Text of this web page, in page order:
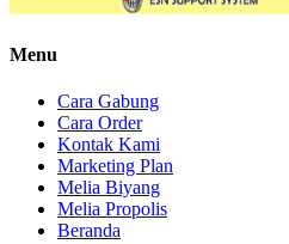
Menu
Cara Gabung
Cara Order
Kontak Kami
Marketing Plan
Melia Biyang
Melia Propolis
Beranda